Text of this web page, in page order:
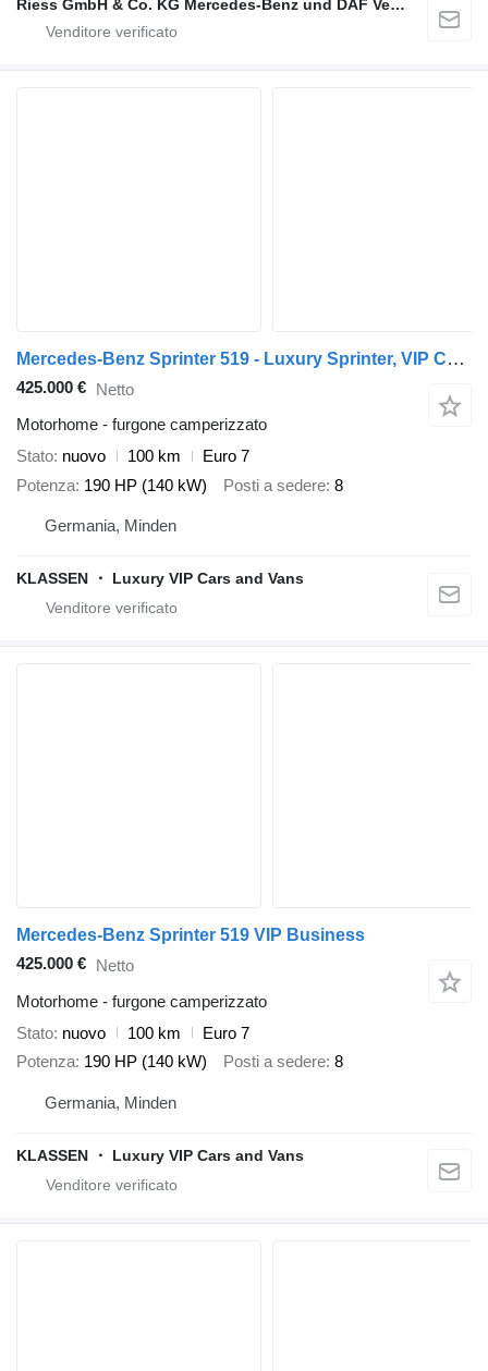
Riess GmbH & Co. KG Mercedes-Benz und DAF Vertragspartner
Mercedes-Benz Sprinter 519 - Luxury Sprinter, VIP Conversion
425.000 € Netto
Motorhome - furgone camperizzato
Stato nuovo 100 km
Euro 7
Potenza 190 HP (140 kW) Posti a sedere 8
Germania, Minden
KLASSEN ・ Luxury VIP Cars and Vans
Mercedes-Benz Sprinter 519 VIP Business
425.000 € Netto
Motorhome - furgone camperizzato
Stato nuovo 100 km
Euro 7
Potenza 190 HP (140 kW) Posti a sedere 8
Germania, Minden
KLASSEN ・ Luxury VIP Cars and Vans